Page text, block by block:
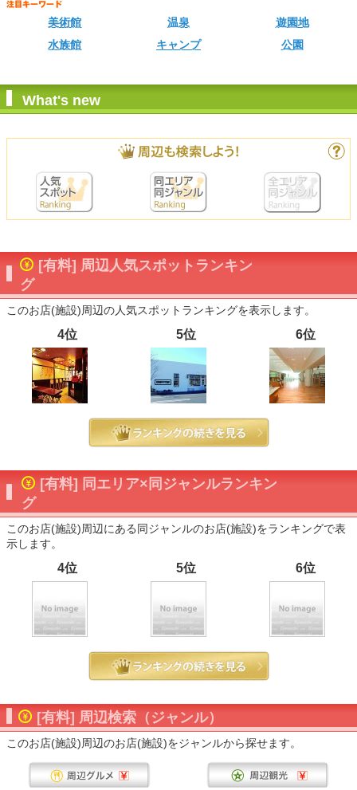
美術館 温泉
遊園地
水族館
キャンプ 公園
What's new
[有料] 周辺人気スポットランキン
グ
このお店(施設)周辺の人気スポットランキングを表示します。
4位 5位 6位
[有料] 同エリア×同ジャンルランキン
グ
このお店(施設)周辺にある同ジャンルのお店(施設)をランキングで表
示します。
4位 5位 6位
[有料] 周辺検索（ジャンル）
このお店(施設)周辺のお店(施設)をジャンルから探せます。